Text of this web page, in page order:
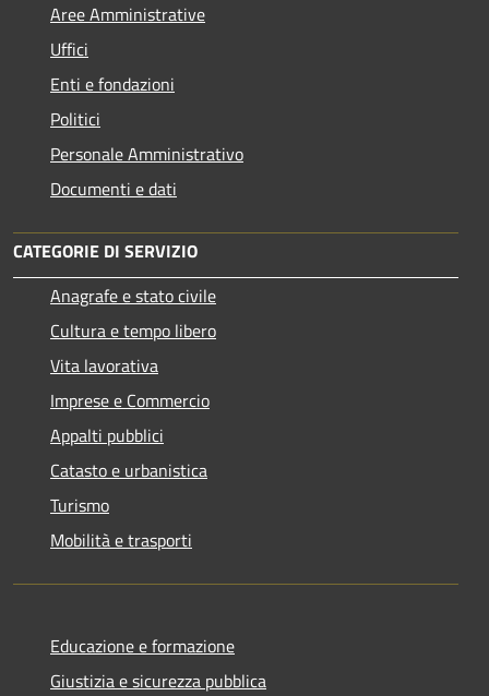
Aree Amministrative
Uffici
Enti e fondazioni
Politici
Personale Amministrativo
Documenti e dati
CATEGORIE DI SERVIZIO
Anagrafe e stato civile
Cultura e tempo libero
Vita lavorativa
Imprese e Commercio
Appalti pubblici
Catasto e urbanistica
Turismo
Mobilità e trasporti
Educazione e formazione
Giustizia e sicurezza pubblica